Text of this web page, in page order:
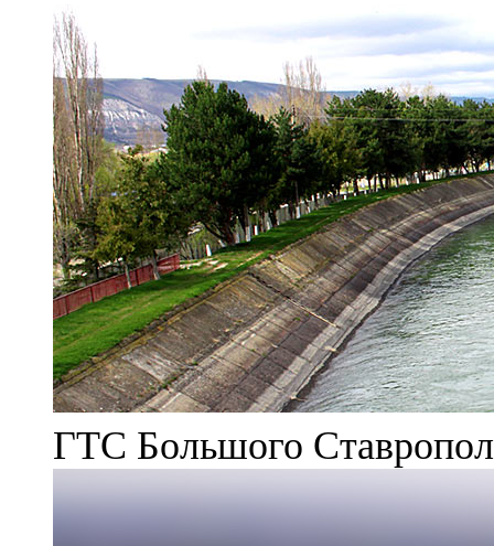
ГТС Большого